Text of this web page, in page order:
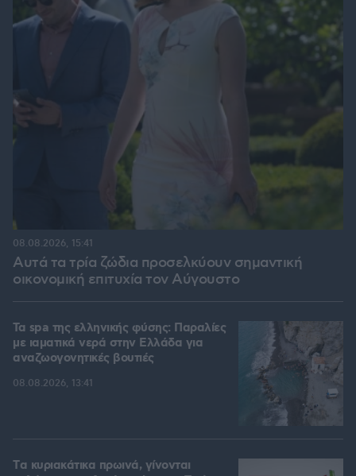
Αυτά τα τρία ζώδια προσελκύουν σημαντική
οικονομική επιτυχία τον Αύγουστο
08.08.2026, 15:41
Τα spa της ελληνικής φύσης: Παραλίες
με ιαματικά νερά στην Ελλάδα για
αναζωογονητικές βουτιές
08.08.2026, 13:41
Tα κυριακάτικα πρωινά, γίνονται